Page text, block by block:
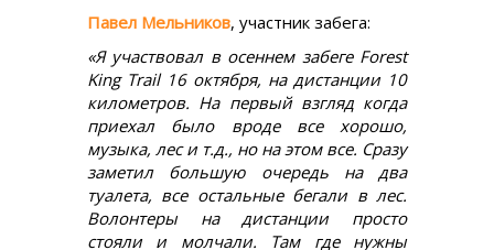
Павел Мельников, участник забега:
«Я участвовал в осеннем забеге Forest
King Trail 16 октября, на дистанции 10
километров. На первый взгляд когда
приехал было вроде все хорошо,
музыка, лес и т.д., но на этом все. Сразу
заметил большую очередь на два
туалета, все остальные бегали в лес.
Волонтеры на дистанции просто
стояли и молчали. Там где нужны